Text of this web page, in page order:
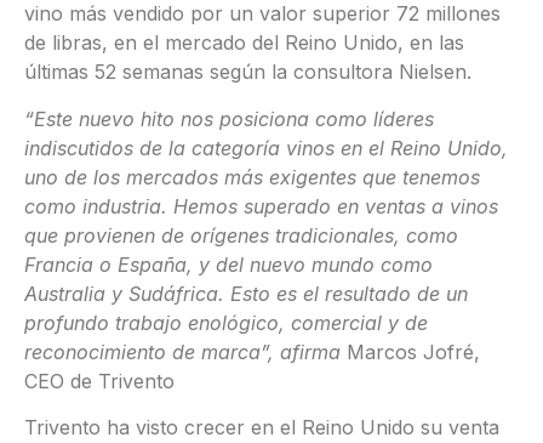
vino más vendido por un valor superior 72 millones
de libras, en el mercado del Reino Unido, en las
últimas 52 semanas según la consultora Nielsen.
“Este nuevo hito nos posiciona como líderes
indiscutidos de la categoría vinos en el Reino Unido,
uno de los mercados más exigentes que tenemos
como industria. Hemos superado en ventas a vinos
que provienen de orígenes tradicionales, como
Francia o España, y del nuevo mundo como
Australia y Sudáfrica. Esto es el resultado de un
profundo trabajo enológico, comercial y de
reconocimiento de marca”, afirma Marcos Jofré,
CEO de Trivento
Trivento ha visto crecer en el Reino Unido su venta